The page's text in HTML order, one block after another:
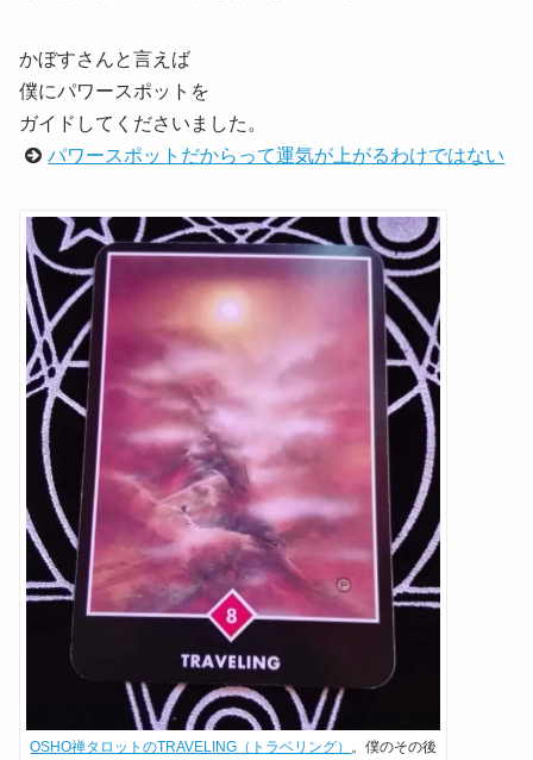
かぼすさんと言えば
僕にパワースポットを
ガイドしてくださいました。
パワースポットだからって運気が上がるわけではない
OSHO禅タロットのTRAVELING（トラベリング） 。僕のその後